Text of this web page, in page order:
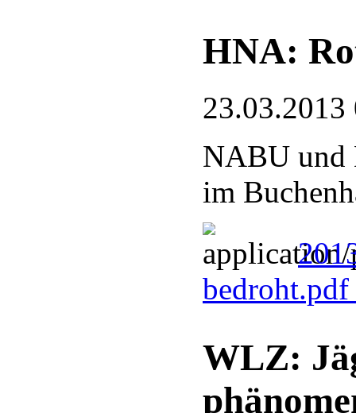
HNA:
23.03.2013
NABU und
im
bedroht.pdf
WLZ: